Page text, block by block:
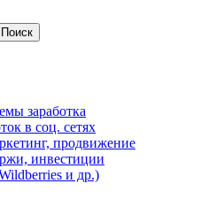
Поиск
заработка
в соц. сетях
продвижение
инвестиции
и др.)